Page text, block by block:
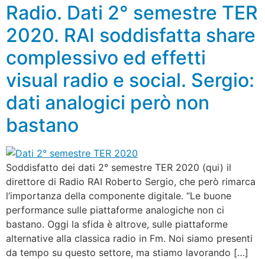
Radio. Dati 2° semestre TER
2020. RAI soddisfatta share
complessivo ed effetti
visual radio e social. Sergio:
dati analogici però non
bastano
Soddisfatto dei dati 2° semestre TER 2020 (qui) il
direttore di Radio RAI Roberto Sergio, che però rimarca
l’importanza della componente digitale. “Le buone
performance sulle piattaforme analogiche non ci
bastano. Oggi la sfida è altrove, sulle piattaforme
alternative alla classica radio in Fm. Noi siamo presenti
da tempo su questo settore, ma stiamo lavorando […]